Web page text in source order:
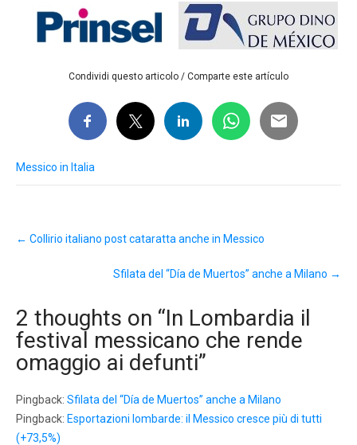
Condividi questo articolo / Comparte este artículo
Messico in Italia
navigation
← Collirio italiano post cataratta anche in Messico
Sfilata del “Día de Muertos” anche a Milano →
2 thoughts on “In Lombardia il
festival messicano che rende
omaggio ai defunti”
Pingback: Sfilata del “Día de Muertos” anche a Milano
Pingback: Esportazioni lombarde: il Messico cresce più di tutti
(+73,5%)